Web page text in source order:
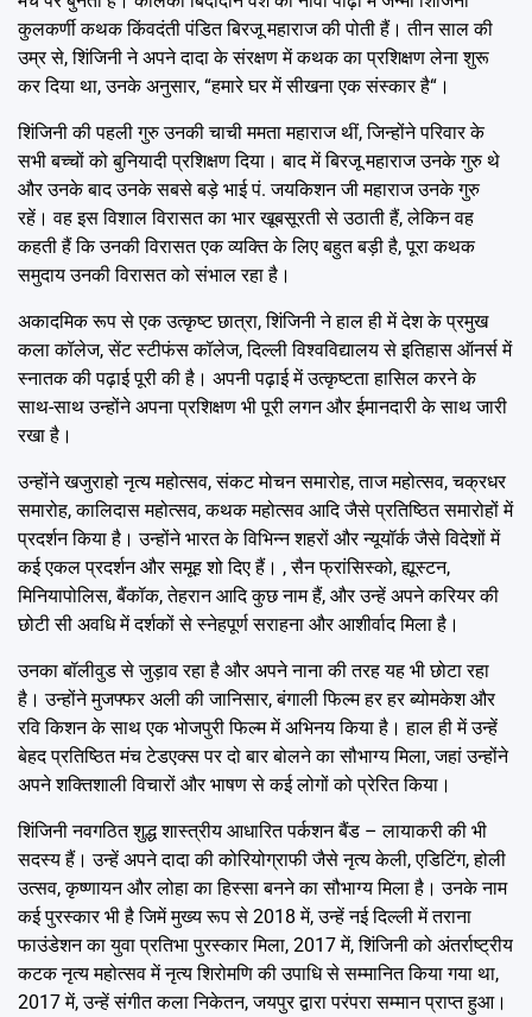
कुलकर्णी कथक किंवदंती पंडित बिरजू महाराज की पोती हैं। तीन साल की
उम्र से, शिंजिनी ने अपने दादा के संरक्षण में कथक का प्रशिक्षण लेना शुरू
कर दिया था, उनके अनुसार, “हमारे घर में सीखना एक संस्कार है“।
शिंजिनी की पहली गुरु उनकी चाची ममता महाराज थीं, जिन्होंने परिवार के
सभी बच्चों को बुनियादी प्रशिक्षण दिया। बाद में बिरजू महाराज उनके गुरु थे
और उनके बाद उनके सबसे बड़े भाई पं. जयकिशन जी महाराज उनके गुरु
रहें। वह इस विशाल विरासत का भार खूबसूरती से उठाती हैं, लेकिन वह
कहती हैं कि उनकी विरासत एक व्यक्ति के लिए बहुत बड़ी है, पूरा कथक
समुदाय उनकी विरासत को संभाल रहा है।
अकादमिक रूप से एक उत्कृष्ट छात्रा, शिंजिनी ने हाल ही में देश के प्रमुख
कला कॉलेज, सेंट स्टीफंस कॉलेज, दिल्ली विश्वविद्यालय से इतिहास ऑनर्स में
स्नातक की पढ़ाई पूरी की है। अपनी पढ़ाई में उत्कृष्टता हासिल करने के
साथ-साथ उन्होंने अपना प्रशिक्षण भी पूरी लगन और ईमानदारी के साथ जारी
रखा है।
उन्होंने खजुराहो नृत्य महोत्सव, संकट मोचन समारोह, ताज महोत्सव, चक्रधर
समारोह, कालिदास महोत्सव, कथक महोत्सव आदि जैसे प्रतिष्ठित समारोहों में
प्रदर्शन किया है। उन्होंने भारत के विभिन्न शहरों और न्यूयॉर्क जैसे विदेशों में
कई एकल प्रदर्शन और समूह शो दिए हैं। , सैन फ्रांसिस्को, ह्यूस्टन,
मिनियापोलिस, बैंकॉक, तेहरान आदि कुछ नाम हैं, और उन्हें अपने करियर की
छोटी सी अवधि में दर्शकों से स्नेहपूर्ण सराहना और आशीर्वाद मिला है।
उनका बॉलीवुड से जुड़ाव रहा है और अपने नाना की तरह यह भी छोटा रहा
है। उन्होंने मुजफ्फर अली की जानिसार, बंगाली फिल्म हर हर ब्योमकेश और
रवि किशन के साथ एक भोजपुरी फिल्म में अभिनय किया है। हाल ही में उन्हें
बेहद प्रतिष्ठित मंच टेडएक्स पर दो बार बोलने का सौभाग्य मिला, जहां उन्होंने
अपने शक्तिशाली विचारों और भाषण से कई लोगों को प्रेरित किया।
शिंजिनी नवगठित शुद्ध शास्त्रीय आधारित पर्कशन बैंड – लायाकरी की भी
सदस्य हैं। उन्हें अपने दादा की कोरियोग्राफी जैसे नृत्य केली, एडिटिंग, होली
उत्सव, कृष्णायन और लोहा का हिस्सा बनने का सौभाग्य मिला है। उनके नाम
कई पुरस्कार भी है जिमें मुख्य रूप से 2018 में, उन्हें नई दिल्ली में तराना
फाउंडेशन का युवा प्रतिभा पुरस्कार मिला, 2017 में, शिंजिनी को अंतर्राष्ट्रीय
कटक नृत्य महोत्सव में नृत्य शिरोमणि की उपाधि से सम्मानित किया गया था,
2017 में, उन्हें संगीत कला निकेतन, जयपुर द्वारा परंपरा सम्मान प्राप्त हुआ।